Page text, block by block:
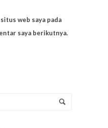
web saya pada
saya berikutnya.